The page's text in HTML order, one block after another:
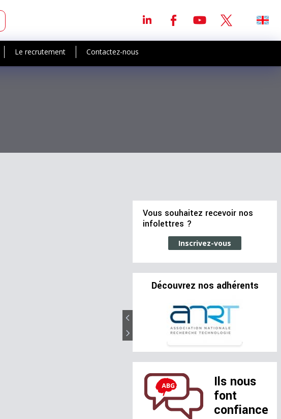
Le recrutement Contactez-nous
Vous souhaitez recevoir nos
infolettres ?
Inscrivez-vous
Découvrez nos adhérents
Ils nous
font
confiance